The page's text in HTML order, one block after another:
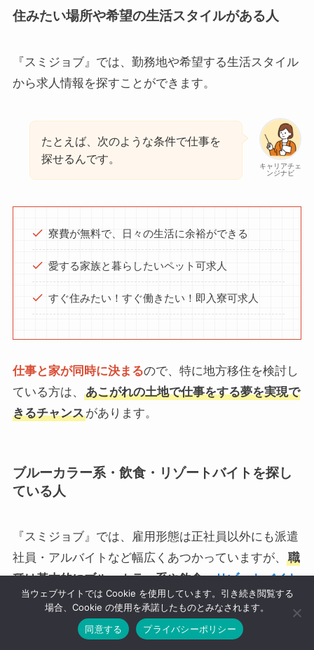
住みたい場所や希望の生活スタイルがある人
『スミジョブ』では、勤務地や希望する生活スタイル
から求人情報を探すことができます。
キャリアチェ
ンジナビ
たとえば、次のような条件で仕事を
探せるんです。
寮費が無料で、日々の生活に余裕ができる
愛する家族と暮らしたいペット可求人
すぐ住みたい！すぐ働きたい！即入寮可求人
仕事と家が同時に決まるので、特に地方移住を検討し
ている方は、
あこがれの土地で仕事をする夢を実現で
きるチャンスがあります。
ブルーカラー系・飲食・リゾートバイトを探し
ている人
『スミジョブ』では、雇用形態は正社員以外にも派遣
社員・アルバイトなど幅広くあつかっていますが、
職
種は基本的にブルーカラー系や飲食・リゾートバイト
等が中心になっています。
当ウェブサイトでは Cookie を使用しています。引き続き閲覧する
場合、Cookie の使用を承諾したものとみなされます。
同意する
プライバシーポリシー